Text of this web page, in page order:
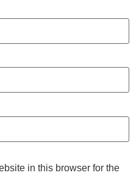
in this browser for the